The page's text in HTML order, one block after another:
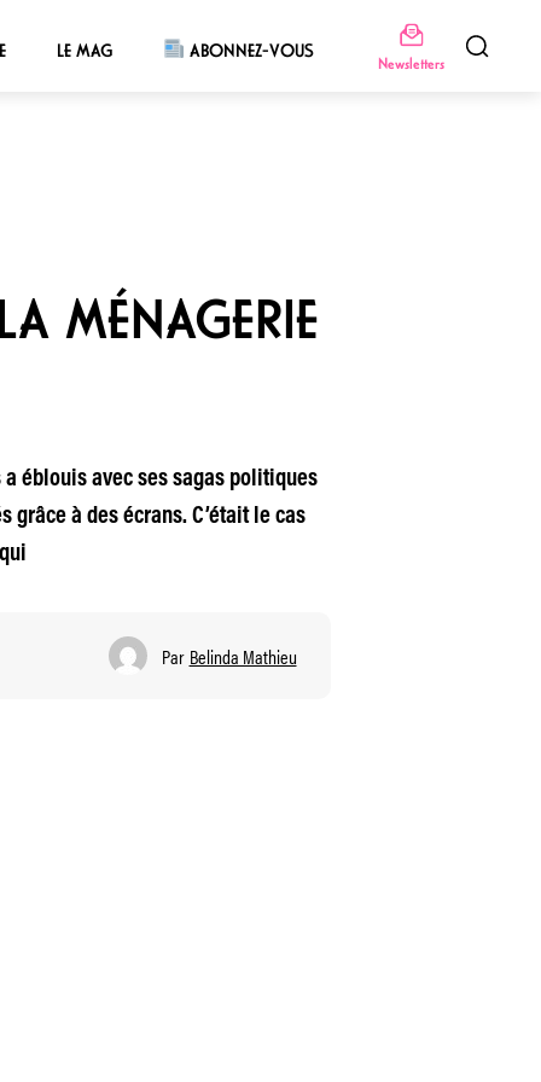
LE MAG ABONNEZ-VOUS
Newsletters
MÉNAGERIE
éblouis avec ses sagas politiques
à des écrans. C’était le cas
Par Belinda Mathieu